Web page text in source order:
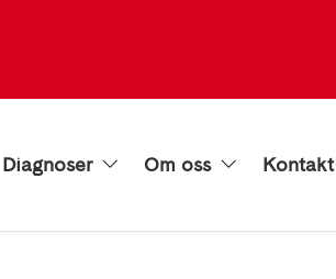
Diagnoser Om oss Kontakt